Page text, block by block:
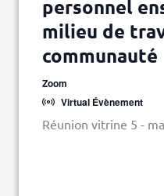
personnel
milieu de
communauté
Zoom
Virtual Évènement
Réunion vitrine 5 -